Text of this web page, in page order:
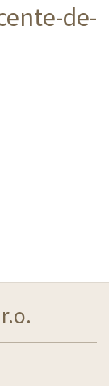
de-